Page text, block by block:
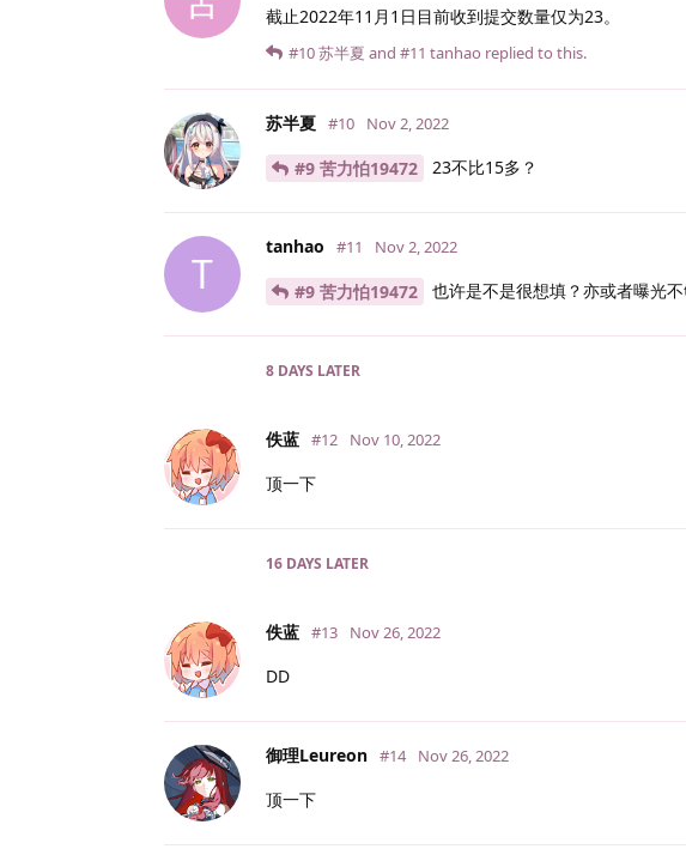
截止2022年11月1日目前收到提交数量仅为23。
#10苏半夏 and #11 tanhao replied to this.
苏半夏 #10 Nov 2, 2022
#9 苦力怕19472 23不比15多？
T
tanhao #11 Nov 2, 2022
#9 苦力怕19472 也许是不是很想填？亦或者曝光不
8 DAYS LATER
佚蓝 #12 Nov 10, 2022
顶一下
16 DAYS LATER
佚蓝 #13 Nov 26, 2022
DD
御理Leureon #14 Nov 26, 2022
顶一下